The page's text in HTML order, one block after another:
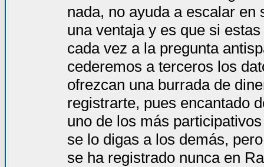
nada, no ayuda a escalar en
una ventaja y es que si
cada vez a la pregunta
cederemos a terceros los
ofrezcan una burrada de
registrarte, pues encantado
uno de los más
se lo digas a los demás,
se ha registrado nunca en